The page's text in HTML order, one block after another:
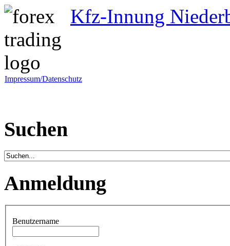
Kfz-Innung
Impressum/Datenschutz
Suchen
Anmeldung
Benutzername